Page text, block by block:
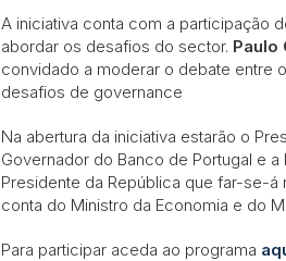
A iniciativa conta com a participação
abordar os desafios do sector. Paulo
convidado a moderar o debate entre
desafios de governance
Na abertura da iniciativa estarão o
Governador do Banco de Portugal e
Presidente da República que far-se-
conta do Ministro da Economia e do
Para participar aceda ao programa